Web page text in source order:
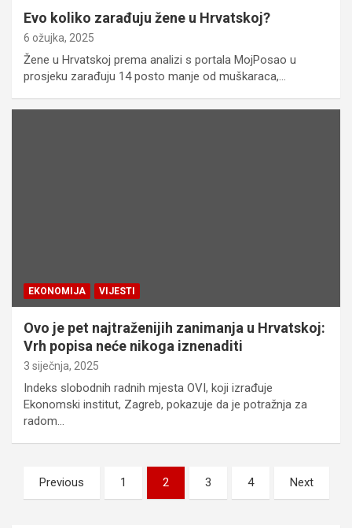
Evo koliko zarađuju žene u Hrvatskoj?
6 ožujka, 2025
Žene u Hrvatskoj prema analizi s portala MojPosao u
prosjeku zarađuju 14 posto manje od muškaraca,…
EKONOMIJA VIJESTI
Ovo je pet najtraženijih zanimanja u Hrvatskoj:
Vrh popisa neće nikoga iznenaditi
3 siječnja, 2025
Indeks slobodnih radnih mjesta OVI, koji izrađuje
Ekonomski institut, Zagreb, pokazuje da je potražnja za
radom…
Brojevi
stranica
Previous 1 2 3 4 Next